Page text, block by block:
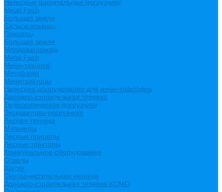
Навесные фронтальные погрузчики
Metal Fach
Большая земля
Сальсксельмаш
Прицепы
Большая земля
Мордовагромаш
Metal Fach
Мини-техника
Мотоблоки
Минитракторы
Навесное оборудование для мини-тракторов
Дорожно-строительная техника
Телескопические погрузчики
Экскаваторы-погрузчики
Лесная техника
Мульчеры
Лесные прицепы
Лесные тракторы
Коммунальное оборудование
Отвалы
Щетки
Снегоочистительная техника
Дорожно-строительная техника XCMG